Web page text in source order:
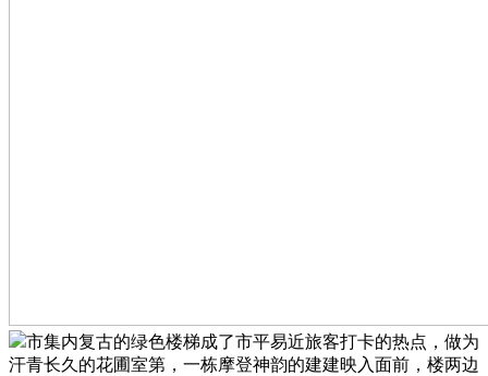
市集内复古的绿色楼梯成了市平易近旅客打卡的热点，做为
汗青长久的花圃室第，一栋摩登神韵的建建映入面前，楼两边